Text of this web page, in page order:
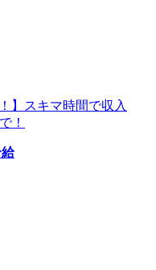
】スキマ時間で収入
！